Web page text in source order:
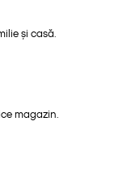
și casă.
magazin.